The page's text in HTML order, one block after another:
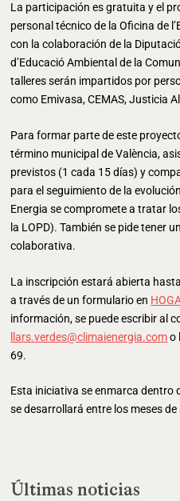
La participación es gratuita y el
personal técnico de la Oficina de
con la colaboración de la
d’Educació Ambiental de la
talleres serán impartidos por
como Emivasa, CEMAS, Justicia
Para formar parte de este
término municipal de València,
previstos (1 cada 15 días) y
para el seguimiento de la
Energia se compromete a tratar
la LOPD). También se pide tener
colaborativa.
La inscripción estará abierta
a través de un formulario en
información, se puede escribir al
llars.verdes@climaienergia.como
69.
Esta iniciativa se enmarca dentro
se desarrollará entre los meses
Últimas noticias